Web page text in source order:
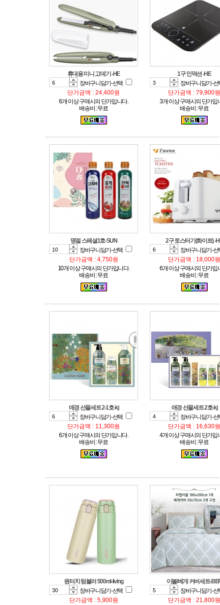
휴대용 미니 고데기 -HE
장바구니담기-선택
단가금액 : 24,400원
6개 이상 구매시의 단가입니다.
배송비 : 무료
1구 인덕션 -HE
장바구니담기-
단가금액 : 79,900원
3개 이상 구매시의 단가입
배송비 : 무료
명절 스페셜1호-SUN
장바구니담기-선택
단가금액 : 4,750원
10개 이상 구매시의 단가입니다.
배송비 : 무료
2구 토스터기(화이트) -
장바구니담기-
단가금액 : 18,000원
6개 이상 구매시의 단가입
배송비 : 무료
애경 선물세트 2-1호-kj
장바구니담기-선택
단가금액 : 11,300원
6개 이상 구매시의 단가입니다.
배송비 : 무료
애경 선물세트 2호-kj
장바구니담기-
단가금액 : 16,630원
4개 이상 구매시의 단가입
배송비 : 무료
원터치 텀블러 500ml-living
장바구니담기-선택
단가금액 : 5,900원
이불/베개 커버세트-
장바구니담기-
단가금액 : 21,800원